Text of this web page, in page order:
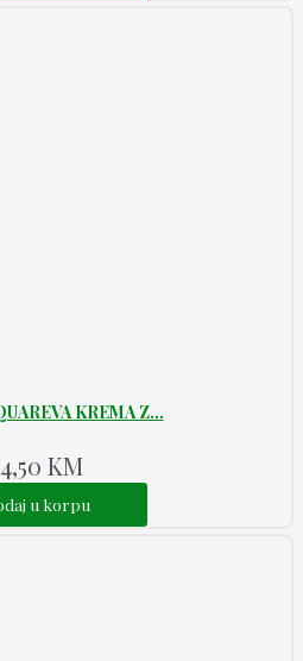
KREMA Z...
KM
u korpu